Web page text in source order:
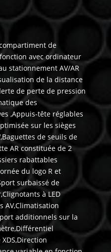
de
avec ordinateur
stationnement AV/AR
de la distance
de perte de pression
des
,Appuis-tête réglables
sur les sièges
de seuils de
AR constituée de 2
rabattables
du logo R et
surbaissé de
à LED
AV,Climatisation
additionnels sur la